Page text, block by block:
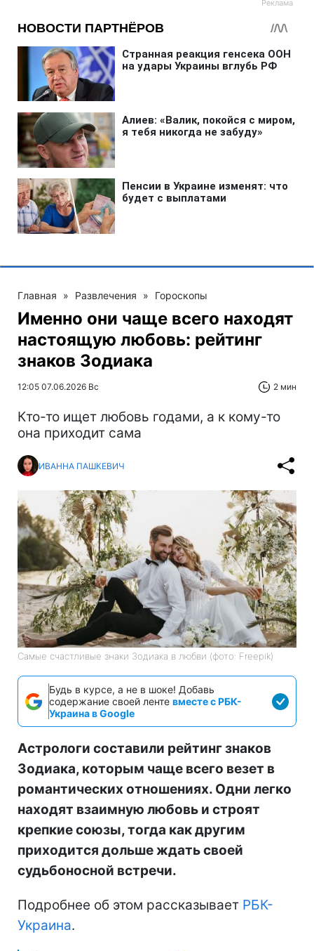
Главная » Развлечения » Гороскопы
Именно они чаще всего находят
настоящую любовь: рейтинг
знаков Зодиака
12:05 07.06.2026 Вс 2 мин
Кто-то ищет любовь годами, а к кому-то
она приходит сама
ИВАННА ПАШКЕВИЧ
Самые счастливые знаки Зодиака в любви (фото: Freepik)
Будь в курсе, а не в шоке! Добавь
содержание своей ленте вместе с РБК-
Украина в Google
Астрологи составили рейтинг знаков
Зодиака, которым чаще всего везет в
романтических отношениях. Одни легко
находят взаимную любовь и строят
крепкие союзы, тогда как другим
приходится дольше ждать своей
судьбоносной встречи.
Подробнее об этом рассказывает РБК-
Украина.